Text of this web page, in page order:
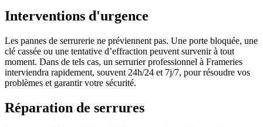
Interventions d'urgence
Les pannes de serrurerie ne préviennent pas. Une porte bloquée, une
clé cassée ou une tentative d’effraction peuvent survenir à tout
moment. Dans de tels cas, un serrurier professionnel à Frameries
interviendra rapidement, souvent 24h/24 et 7j/7, pour résoudre vos
problèmes et garantir votre sécurité.
Réparation de serrures